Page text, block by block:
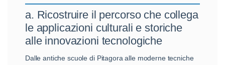
a. Ricostruire il percorso che collega
le applicazioni culturali e storiche
alle innovazioni tecnologiche
Dalle antiche scuole di Pitagora alle moderne tecniche